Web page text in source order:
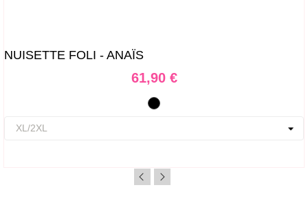
NUISETTE FOLI - ANAÏS
Prix
61,90 €
Noir